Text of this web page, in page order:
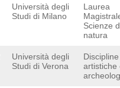
Università degli
Studi di Milano
Laurea
Scienze
natura
Università degli
Studi di Verona
Discipline
artistiche